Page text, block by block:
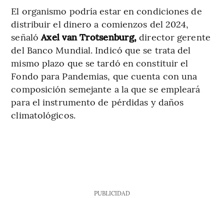
El organismo podría estar en condiciones de
distribuir el dinero a comienzos del 2024,
señalóAxel van Trotsenburg, director gerente
del Banco Mundial. Indicó que se trata del
mismo plazo que se tardó en constituir el
Fondo para Pandemias, que cuenta con una
composición semejante a la que se empleará
para el instrumento de pérdidas y daños
climatológicos.
PUBLICIDAD